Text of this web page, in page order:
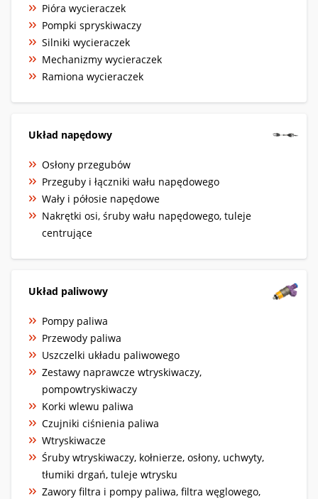
Pióra wycieraczek
Pompki spryskiwaczy
Silniki wycieraczek
Mechanizmy wycieraczek
Ramiona wycieraczek
Układ napędowy
Osłony przegubów
Przeguby i łączniki wału napędowego
Wały i półosie napędowe
Nakrętki osi, śruby wału napędowego, tuleje
centrujące
Układ paliwowy
Pompy paliwa
Przewody paliwa
Uszczelki układu paliwowego
Zestawy naprawcze wtryskiwaczy,
pompowtryskiwaczy
Korki wlewu paliwa
Czujniki ciśnienia paliwa
Wtryskiwacze
Śruby wtryskiwaczy, kołnierze, osłony, uchwyty,
tłumiki drgań, tuleje wtrysku
Zawory filtra i pompy paliwa, filtra węglowego,